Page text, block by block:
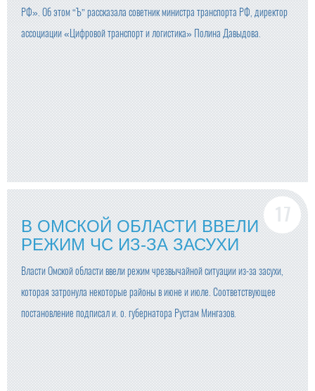
РФ». Об этом “Ъ” рассказала советник министра транспорта РФ, директор
ассоциации «Цифровой транспорт и логистика» Полина Давыдова.
В ОМСКОЙ ОБЛАСТИ ВВЕЛИ
РЕЖИМ ЧС ИЗ-ЗА ЗАСУХИ
Власти Омской области ввели режим чрезвычайной ситуации из-за засухи,
которая затронула некоторые районы в июне и июле. Соответствующее
постановление подписал и. о. губернатора Рустам Мингазов.